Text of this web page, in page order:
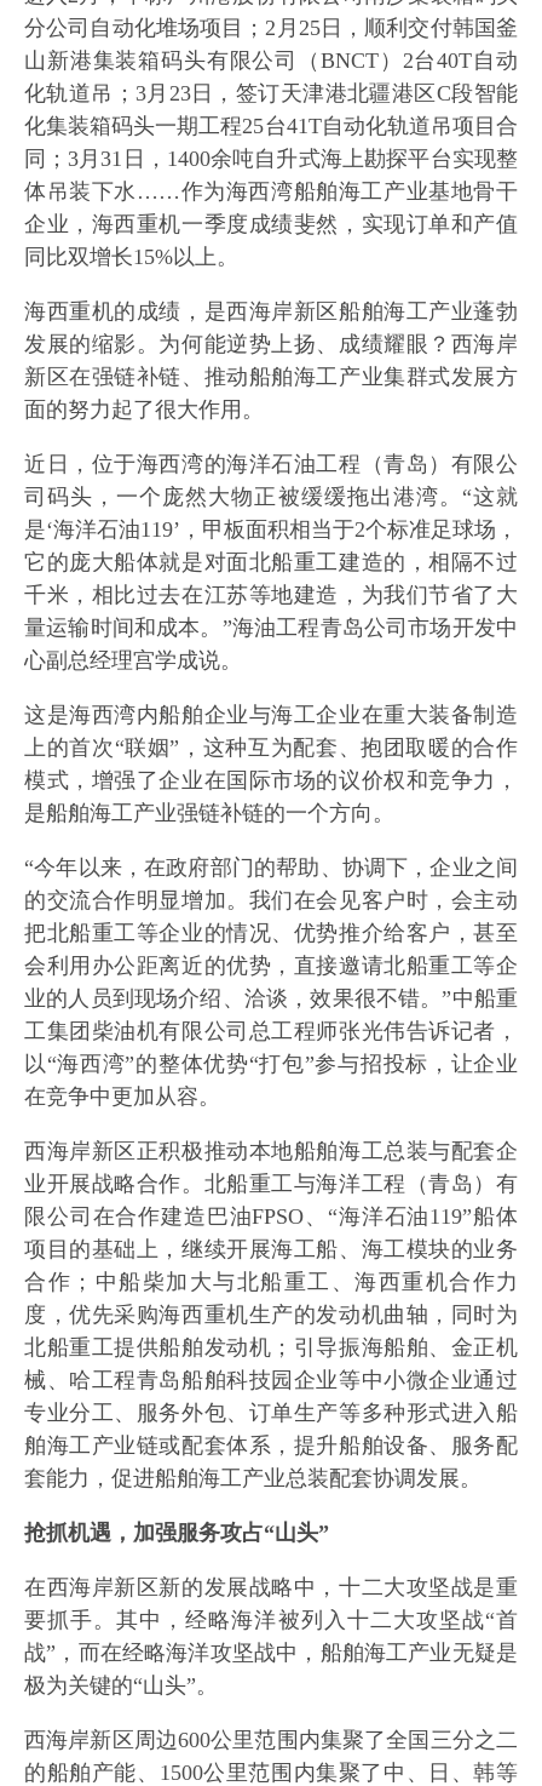
分公司自动化堆场项目；2月25日，顺利交付韩国釜
山新港集装箱码头有限公司（BNCT）2台40T自动
化轨道吊；3月23日，签订天津港北疆港区C段智能
化集装箱码头一期工程25台41T自动化轨道吊项目合
同；3月31日，1400余吨自升式海上勘探平台实现整
体吊装下水……作为海西湾船舶海工产业基地骨干
企业，海西重机一季度成绩斐然，实现订单和产值
同比双增长15%以上。
海西重机的成绩，是西海岸新区船舶海工产业蓬勃
发展的缩影。为何能逆势上扬、成绩耀眼？西海岸
新区在强链补链、推动船舶海工产业集群式发展方
面的努力起了很大作用。
近日，位于海西湾的海洋石油工程（青岛）有限公
司码头，一个庞然大物正被缓缓拖出港湾。“这就
是‘海洋石油119’，甲板面积相当于2个标准足球场，
它的庞大船体就是对面北船重工建造的，相隔不过
千米，相比过去在江苏等地建造，为我们节省了大
量运输时间和成本。”海油工程青岛公司市场开发中
心副总经理宫学成说。
这是海西湾内船舶企业与海工企业在重大装备制造
上的首次“联姻”，这种互为配套、抱团取暖的合作
模式，增强了企业在国际市场的议价权和竞争力，
是船舶海工产业强链补链的一个方向。
“今年以来，在政府部门的帮助、协调下，企业之间
的交流合作明显增加。我们在会见客户时，会主动
把北船重工等企业的情况、优势推介给客户，甚至
会利用办公距离近的优势，直接邀请北船重工等企
业的人员到现场介绍、洽谈，效果很不错。”中船重
工集团柴油机有限公司总工程师张光伟告诉记者，
以“海西湾”的整体优势“打包”参与招投标，让企业
在竞争中更加从容。
西海岸新区正积极推动本地船舶海工总装与配套企
业开展战略合作。北船重工与海洋工程（青岛）有
限公司在合作建造巴油FPSO、“海洋石油119”船体
项目的基础上，继续开展海工船、海工模块的业务
合作；中船柴加大与北船重工、海西重机合作力
度，优先采购海西重机生产的发动机曲轴，同时为
北船重工提供船舶发动机；引导振海船舶、金正机
械、哈工程青岛船舶科技园企业等中小微企业通过
专业分工、服务外包、订单生产等多种形式进入船
舶海工产业链或配套体系，提升船舶设备、服务配
套能力，促进船舶海工产业总装配套协调发展。
抢抓机遇，加强服务攻占“山头”
在西海岸新区新的发展战略中，十二大攻坚战是重
要抓手。其中，经略海洋被列入十二大攻坚战“首
战”，而在经略海洋攻坚战中，船舶海工产业无疑是
极为关键的“山头”。
西海岸新区周边600公里范围内集聚了全国三分之二
的船舶产能、1500公里范围内集聚了中、日、韩等